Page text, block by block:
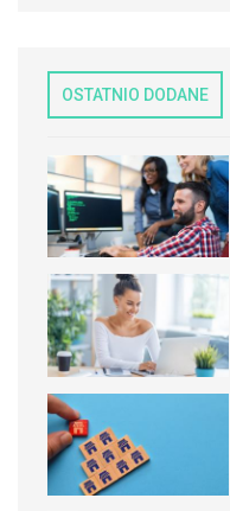
OSTATNIO DODANE